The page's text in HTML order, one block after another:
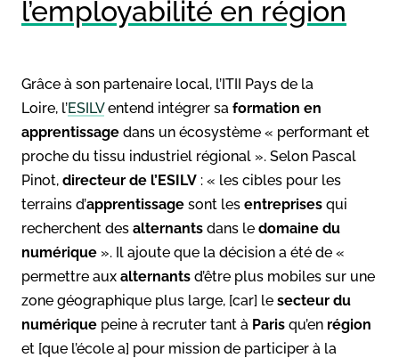
l’employabilité en région
Grâce à son partenaire local, l’ITII Pays de la
Loire, l’ESILVentend intégrer sa formation en
apprentissage dans un écosystème « performant et
proche du tissu industriel régional ». Selon Pascal
Pinot, directeur de l’ESILV : « les cibles pour les
terrains d’apprentissage sont les entreprises qui
recherchent des alternants dans le domaine du
numérique ». Il ajoute que la décision a été de «
permettre aux alternants d’être plus mobiles sur une
zone géographique plus large, [car] le secteur du
numérique peine à recruter tant à Paris qu’en région
et [que l’école a] pour mission de participer à la